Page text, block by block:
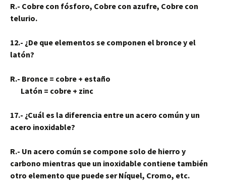
R.- Cobre con fósforo, Cobre con azufre, Cobre con
telurio.
12.- ¿De que elementos se componen el bronce y el
latón?
R.- Bronce = cobre + estaño
Latón = cobre + zinc
17.- ¿Cuál es la diferencia entre un acero común y un
acero inoxidable?
R.- Un acero común se compone solo de hierro y
carbono mientras que un inoxidable contiene también
otro elemento que puede ser Níquel, Cromo, etc.